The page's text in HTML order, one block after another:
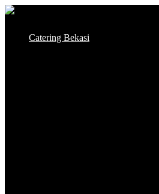
Skip
content
Catering Bekasi